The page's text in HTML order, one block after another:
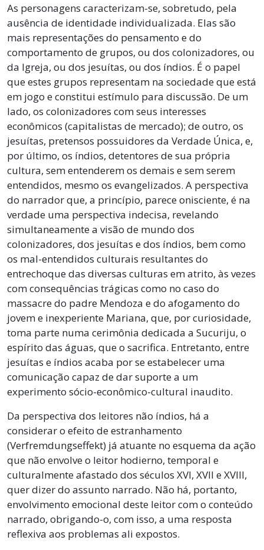
As personagens caracterizam-se, sobretudo, pela
ausência de identidade individualizada. Elas são
mais representações do pensamento e do
comportamento de grupos, ou dos colonizadores, ou
da Igreja, ou dos jesuítas, ou dos índios. É o papel
que estes grupos representam na sociedade que está
em jogo e constitui estímulo para discussão. De um
lado, os colonizadores com seus interesses
econômicos (capitalistas de mercado); de outro, os
jesuítas, pretensos possuidores da Verdade Única, e,
por último, os índios, detentores de sua própria
cultura, sem entenderem os demais e sem serem
entendidos, mesmo os evangelizados. A perspectiva
do narrador que, a princípio, parece onisciente, é na
verdade uma perspectiva indecisa, revelando
simultaneamente a visão de mundo dos
colonizadores, dos jesuítas e dos índios, bem como
os mal-entendidos culturais resultantes do
entrechoque das diversas culturas em atrito, às vezes
com consequências trágicas como no caso do
massacre do padre Mendoza e do afogamento do
jovem e inexperiente Mariana, que, por curiosidade,
toma parte numa cerimônia dedicada a Sucuriju, o
espírito das águas, que o sacrifica. Entretanto, entre
jesuítas e índios acaba por se estabelecer uma
comunicação capaz de dar suporte a um
experimento sócio-econômico-cultural inaudito.
Da perspectiva dos leitores não índios, há a
considerar o efeito de estranhamento
(Verfremdungseffekt) já atuante no esquema da ação
que não envolve o leitor hodierno, temporal e
culturalmente afastado dos séculos XVI, XVII e XVIII,
quer dizer do assunto narrado. Não há, portanto,
envolvimento emocional deste leitor com o conteúdo
narrado, obrigando-o, com isso, a uma resposta
reflexiva aos problemas ali expostos.